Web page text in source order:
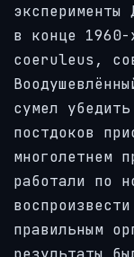
эксперименты
в конце
coeruleus,
сумел
постдоков
многолетнем
работали по
правильным